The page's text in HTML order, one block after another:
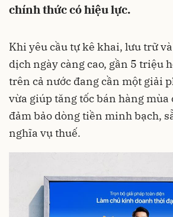
chính thức có hiệu lực.
Khi yêu cầu tự kê khai, lưu trữ
dịch ngày càng cao, gần 5 triệu
trên cả nước đang cần một giải
vừa giúp tăng tốc bán hàng mùa
đảm bảo dòng tiền minh bạch,
nghĩa vụ thuế.